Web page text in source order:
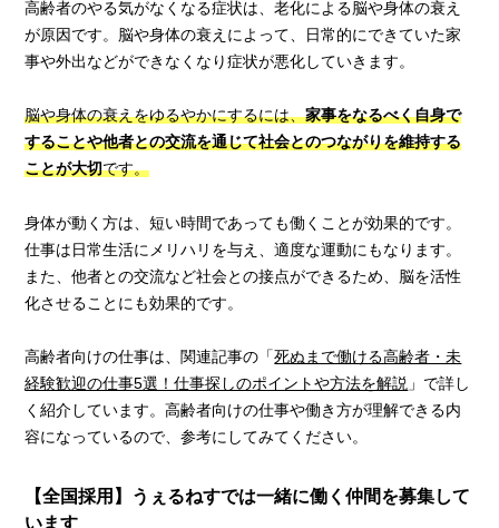
高齢者のやる気がなくなる症状は、老化による脳や身体の衰え
が原因です。脳や身体の衰えによって、日常的にできていた家
事や外出などができなくなり症状が悪化していきます。
脳や身体の衰えをゆるやかにするには、家事をなるべく自身で
することや他者との交流を通じて社会とのつながりを維持する
ことが大切です。
身体が動く方は、短い時間であっても働くことが効果的です。
仕事は日常生活にメリハリを与え、適度な運動にもなります。
また、他者との交流など社会との接点ができるため、脳を活性
化させることにも効果的です。
高齢者向けの仕事は、関連記事の「死ぬまで働ける高齢者・未
経験歓迎の仕事5選！仕事探しのポイントや方法を解説 」で詳し
く紹介しています。高齢者向けの仕事や働き方が理解できる内
容になっているので、参考にしてみてください。
【全国採用】うぇるねすでは一緒に働く仲間を募集して
います